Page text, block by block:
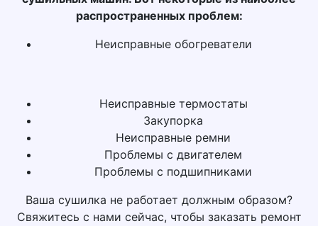
распространенных проблем:
Неисправные обогреватели
Неисправные термостаты
Закупорка
Неисправные ремни
Проблемы с двигателем
Проблемы с подшипниками
Ваша сушилка не работает должным образом?
Свяжитесь с нами сейчас, чтобы заказать ремонт